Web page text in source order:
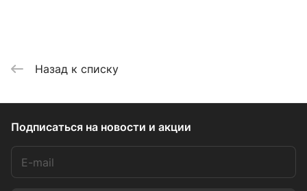
Назад к списку
Подписаться на новости и акции